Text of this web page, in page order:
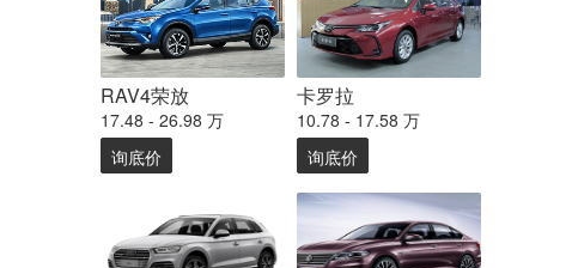
RAV4荣放
17.48 - 26.98 万
询底价
卡罗拉
10.78 - 17.58 万
询底价